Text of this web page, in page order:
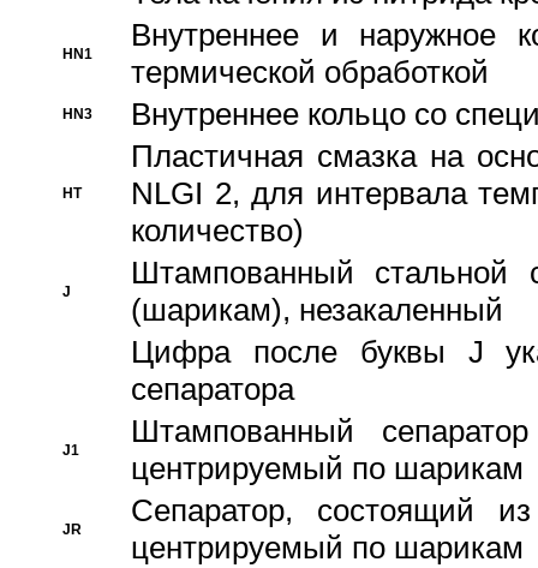
HN1
Bнутреннее и наружное
термической обработкой
HN3 Внутреннее кольцо со
HT
Пластичная смазка на
NLGI 2, для интервала
количество)
J
Штампованный стальной
(шарикам), незакаленный
Цифра после буквы J
сепаратора
J1
Штампованный
центрируемый по шарикам
JR
Сепаратор, состоящий
центрируемый по шарикам